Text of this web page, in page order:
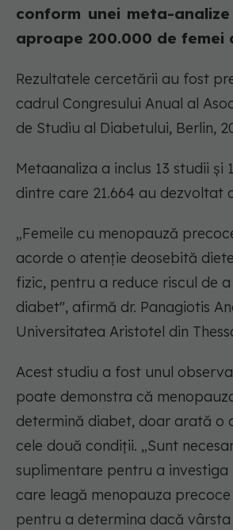
conform unei meta-
aproape 200.000 de femei
Rezultatele cercetării au fost
cadrul Congresului Anual al
de Studiu al Diabetului, Berlin,
Metaanaliza a inclus 13 studii și
dintre care 21.664 au dezvoltat
„Femeile cu menopauză
acorde o atenție deosebită
fizic, pentru a reduce riscul de
diabet", afirmă dr. Panagiotis
Universitatea Aristotel din
Acest studiu a fost unul
poate demonstra că
determină diabet, doar arată o
cele două condiții. „Sunt
suplimentare pentru a investiga
care leagă menopauza
pentru a determina dacă